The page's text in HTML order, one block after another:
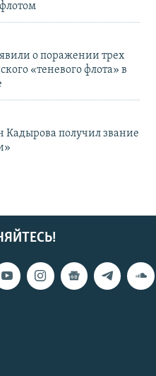
о поражении трех
«теневого флота» в
получил звание